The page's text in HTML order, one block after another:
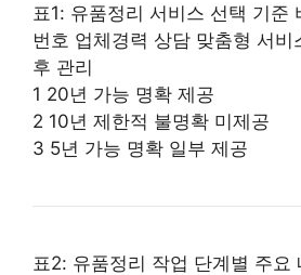
표1: 유품정리 서비스 선택 기준
번호 업체경력 상담 맞춤형 서
후 관리
1 20년 가능 명확 제공
2 10년 제한적 불명확 미제공
3 5년 가능 명확 일부 제공
표2: 유품정리 작업 단계별 주요